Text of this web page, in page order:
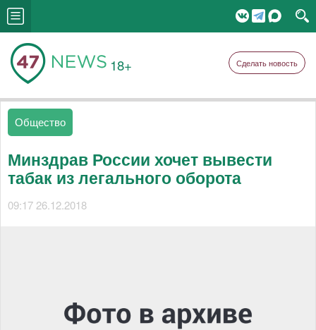
18+ Сделать новость
Общество
Минздрав России хочет вывести
табак из легального оборота
09:17 26.12.2018